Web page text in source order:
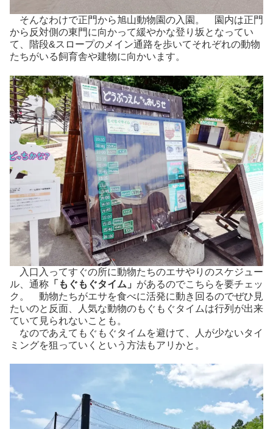
そんなわけで正門から旭山動物園の入園。 園内は正門
から反対側の東門に向かって緩やかな登り坂となってい
て、階段&スロープのメイン通路を歩いてそれぞれの動物
たちがいる飼育舎や建物に向かいます。
入口入ってすぐの所に動物たちのエサやりのスケジュー
ル、通称 「もぐもぐタイム」 があるのでこちらを要チェッ
ク。 動物たちがエサを食べに活発に動き回るのでぜひ見
たいのと反面、人気な動物のもぐもぐタイムは行列が出来
ていて見られないことも。
なのであえてもぐもぐタイムを避けて、人が少ないタイ
ミングを狙っていくという方法もアリかと。